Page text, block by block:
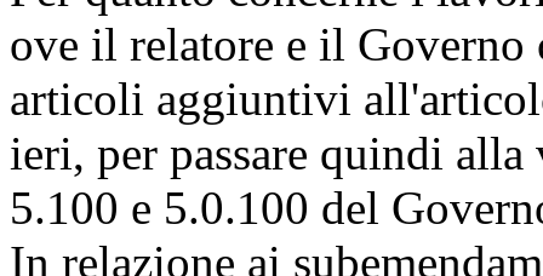
ove il relatore e il
articoli aggiuntivi
ieri, per passare quindi
5.100 e 5.0.100 del
In relazione ai